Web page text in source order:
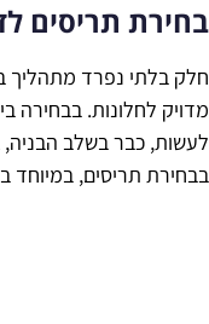
בחירת תריסים
חלק בלתי נפרד מתהליך
מדויק לחלונות. בבחירה
לעשות, כבר בשלב הבניה,
בבחירת תריסים, במיוחד